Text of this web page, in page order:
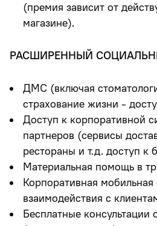
(премия зависит от
магазине).
РАСШИРЕННЫЙ
ДМС (включая
страхование жизни -
Доступ к корпоративной
партнеров (сервисы
рестораны и т.д. доступ к
Материальная помощь в
Корпоративная мобильная
взаимодействия с
Бесплатные консультации